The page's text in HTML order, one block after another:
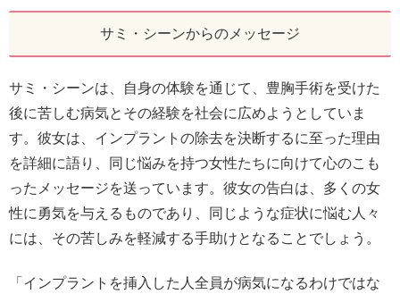
サミ・シーンからのメッセージ
サミ・シーンは、自身の体験を通じて、豊胸手術を受けた
後に苦しむ病気とその経験を社会に広めようとしていま
す。彼女は、インプラントの除去を決断するに至った理由
を詳細に語り、同じ悩みを持つ女性たちに向けて心のこも
ったメッセージを送っています。彼女の告白は、多くの女
性に勇気を与えるものであり、同じような症状に悩む人々
には、その苦しみを軽減する手助けとなることでしょう。
「インプラントを挿入した人全員が病気になるわけではな